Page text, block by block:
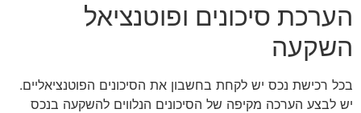
הערכת סיכונים ופוטנציאל
השקעה
בכל רכישת נכס יש לקחת בחשבון את הסיכונים הפוטנציאליים.
יש לבצע הערכה מקיפה של הסיכונים הנלווים להשקעה בנכס